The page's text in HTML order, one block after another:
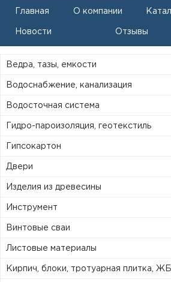
Главная О компании
Новости Отзывы
Ведра, тазы, емкости
Водоснабжение, канализация
Водосточная система
Гидро-пароизоляция, геотекстиль
Гипсокартон
Двери
Изделия из древесины
Инструмент
Винтовые сваи
Листовые материалы
Кирпич, блоки, тротуарная плитка,